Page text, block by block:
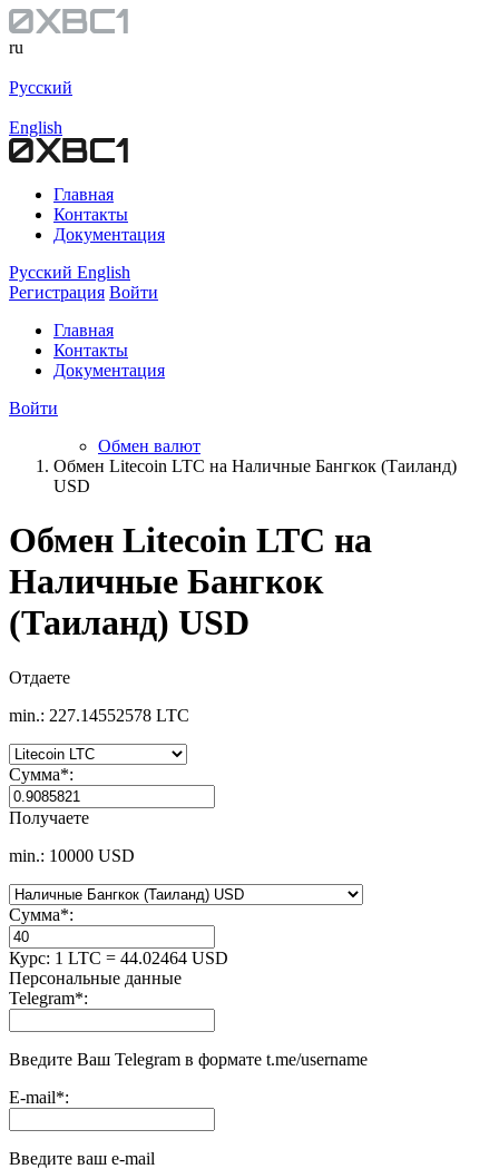
ru
Русский
English
Главная
Контакты
Документация
Русский English
Регистрация Войти
Главная
Контакты
Документация
Войти
Обмен валют
Обмен Litecoin LTC на Наличные Бангкок (Таиланд)
USD
Обмен Litecoin LTC на
Наличные Бангкок
(Таиланд) USD
Отдаете
min.: 227.14552578 LTC
Сумма*:
Получаете
min.: 10000 USD
Сумма*:
Курс: 1 LTC = 44.02464 USD
Персональные данные
Telegram*:
Введите Ваш Telegram в формате t.me/username
E-mail*:
Введите ваш e-mail